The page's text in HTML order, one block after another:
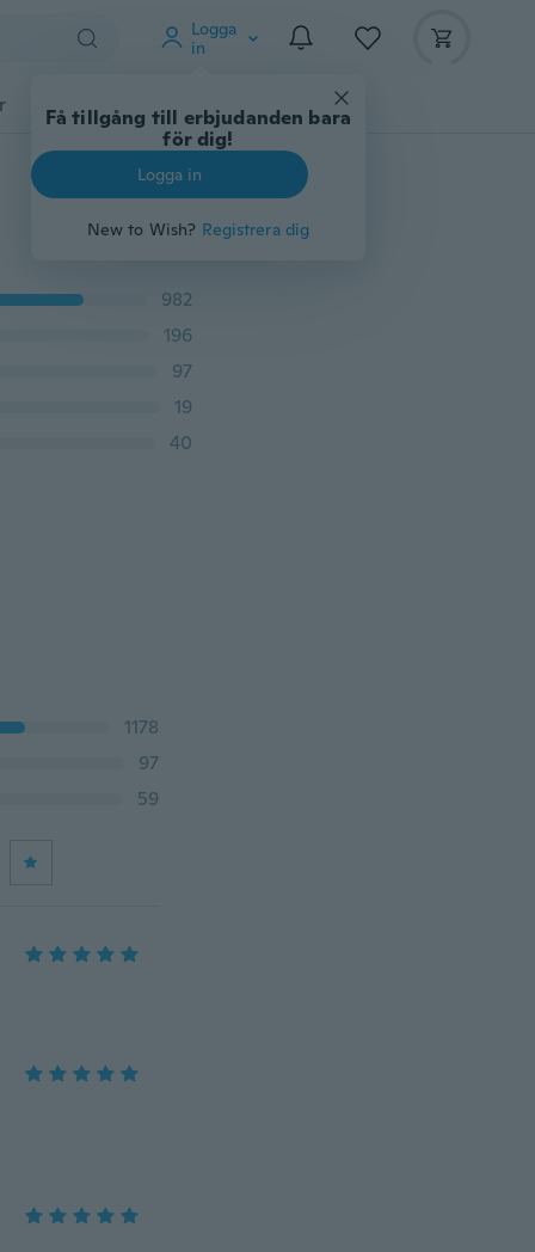
Logga
in
Få tillgång till erbjudanden bara
för dig!
Logga in
New to Wish? Registrera dig
Djurtillbehör Teknikprylar Mer
982
196
97
19
40
1178
97
59